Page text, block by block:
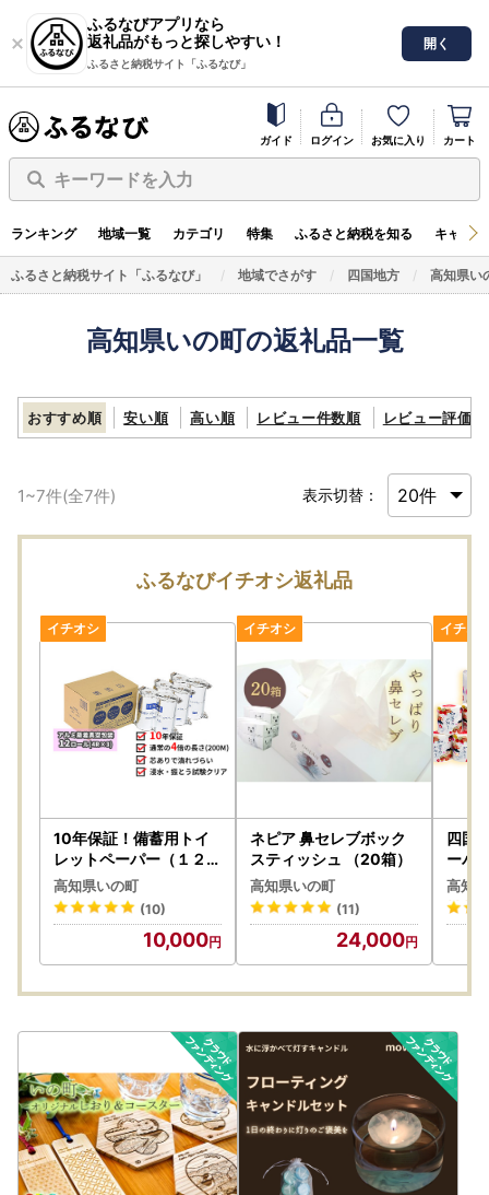
ふるなびアプリなら
返礼品がもっと探しやすい！
ふるさと納税サイト「ふるなび」
開く
ガイド ログイン お気に入り カート
キーワードを入力
ランキング 地域一覧 カテゴリ 特集 ふるさと納税を知る キャン
ふるさと納税サイト「ふるなび」 地域でさがす 四国地方 高知県い
高知県いの町の返礼品一覧
おすすめ順 安い順 高い順 レビュー件数順 レビュー評価順
1~7件(全7件) 表示切替：
ふるなびイチオシ返礼品
10年保証！備蓄用トイ
レットペーパー（１２ロ
ール）
高知県いの町
(10)
10,000
ネピア 鼻セレブボック
スティッシュ （20箱）
高知県いの町
(11)
24,000
四国
ーパ
ト
高知